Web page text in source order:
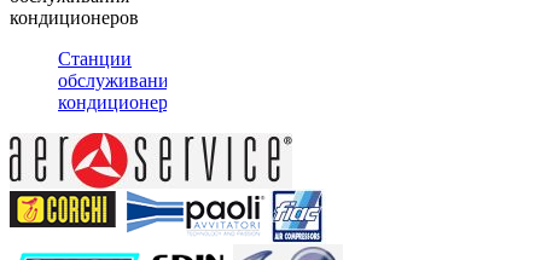
кондиционеров
Станции
обслуживания
кондиционеров